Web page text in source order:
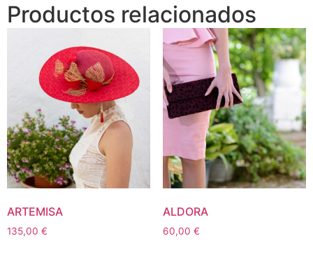
Productos relacionados
ARTEMISA
135,00 €
ALDORA
60,00 €